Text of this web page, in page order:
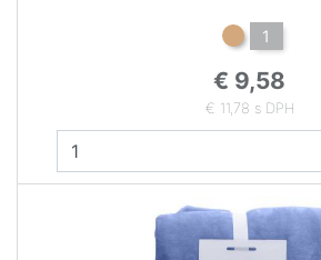
1
€ 9,58
€ 11,78 s DPH